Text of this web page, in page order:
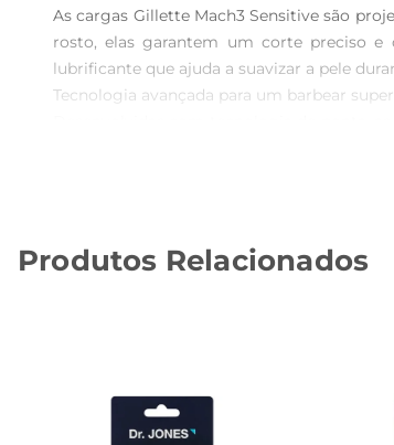
As cargas Gillette Mach3 Sensitive são
rosto, elas garantem um corte preciso e
lubrificante que ajuda a suavizar a pele
Tecnologia avançada para um barbear
lâminas de alta qualidade e a fita
instalação é simples e rápida,
Produtos Relacionados